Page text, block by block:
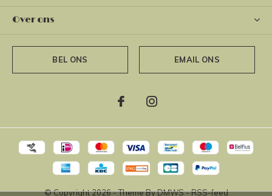
Over ons
BEL ONS EMAIL ONS
© Copyright2026- Theme ByDMWS-RSS-feed